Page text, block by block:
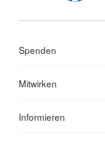
Spenden
Mitwirken
Informieren